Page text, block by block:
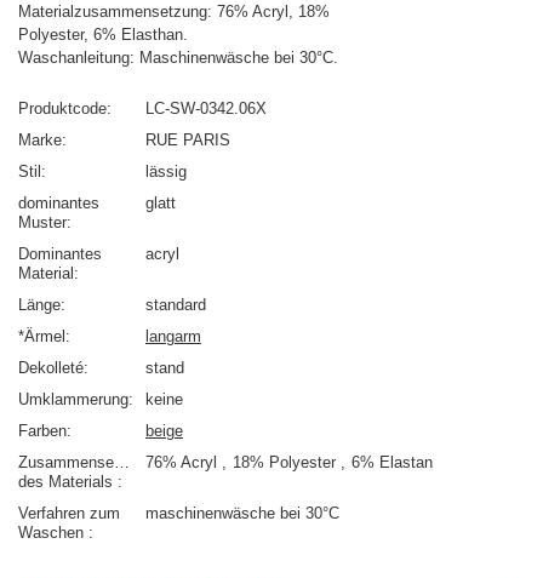
Materialzusammensetzung: 76% Acryl, 18%
Polyester, 6% Elasthan.
Waschanleitung: Maschinenwäsche bei 30°C.
Produktcode
LC-SW-0342.06X
Marke
RUE PARIS
Stil
lässig
dominantes
Muster
glatt
Dominantes
Material
acryl
Länge
standard
*Ärmel
langarm
Dekolleté
stand
Umklammerung
keine
Farben
beige
Zusammensetzung
des Materials
76% Acryl 18% Polyester 6% Elastan
Verfahren zum
Waschen
maschinenwäsche bei 30°C